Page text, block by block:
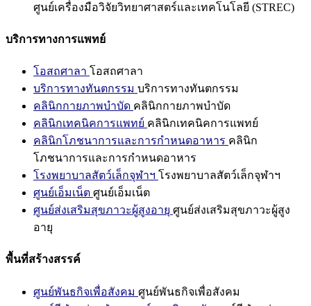
ศูนย์เครื่องมือวิจัยวิทยาศาสตร์และเทคโนโลยี (STREC)
บริการทางการแพทย์
โอสถศาลา โอสถศาลา
บริการทางทันตกรรม บริการทางทันตกรรม
คลินิกกายภาพบำบัด คลินิกกายภาพบำบัด
คลินิกเทคนิคการแพทย์ คลินิกเทคนิคการแพทย์
คลินิกโภชนาการและการกำหนดอาหาร คลินิก
โภชนาการและการกำหนดอาหาร
โรงพยาบาลสัตว์เล็กจุฬาฯ โรงพยาบาลสัตว์เล็กจุฬาฯ
ศูนย์เอ็มเน็ต ศูนย์เอ็มเน็ต
ศูนย์ส่งเสริมสุขภาวะผู้สูงอายุ ศูนย์ส่งเสริมสุขภาวะผู้สูง
อายุ
พื้นที่สร้างสรรค์
ศูนย์พันธกิจเพื่อสังคม ศูนย์พันธกิจเพื่อสังคม